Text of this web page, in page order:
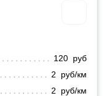
120 руб
2 руб/км
2 руб/км